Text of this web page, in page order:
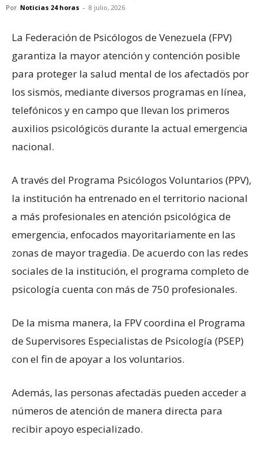
Por Noticias 24 horas - 8 julio, 2026
La Federación de Psicólogos de Venezuela (FPV)
garantiza la mayor atención y contención posible
para proteger la salud mental de los afectadös por
los sismös, mediante diversos programas en línea,
telefónicos y en campo que llevan los primeros
auxilios psicológicös durante la actual emergencïa
nacional.
A través del Programa Psicólogos Voluntarios (PPV),
la institución ha entrenado en el territorio nacional
a más profesionales en atención psicológica de
emergencïa, enfocados mayoritariamente en las
zonas de mayor tragedïa. De acuerdo con las redes
sociales de la institución, el programa completo de
psicología cuenta con más de 750 profesionales.
De la misma manera, la FPV coordina el Programa
de Supervisores Especialistas de Psicología (PSEP)
con el fin de apoyar a los voluntarios.
Además, las personas afectadäs pueden acceder a
números de atención de manera directa para
recibir apoyo especializado.